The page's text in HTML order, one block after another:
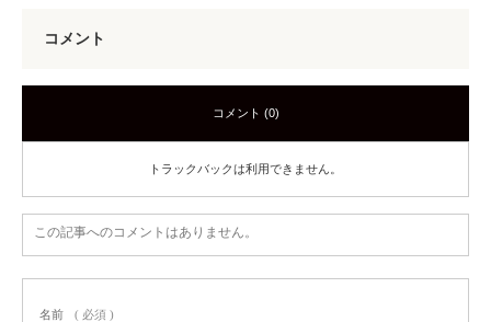
コメント
コメント (0)
トラックバックは利用できません。
この記事へのコメントはありません。
名前 ( 必須 )